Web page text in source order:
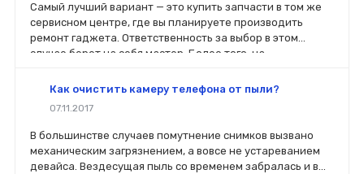
Самый лучший вариант — это купить запчасти в том же
сервисном центре, где вы планируете производить
ремонт гаджета. Ответственность за выбор в этом
случае берет на себя мастер. Более того, на
вы планируете делать ремонт самостоятельно, то выбор
перед покупкой нового модуля старый был в руках. Так
легче сориентироваться в разъемах, элементах
крепления, электрических параметрах и прочих
характеристиках.
Как очистить камеру телефона от пыли?
07.11.2017
В большинстве случаев помутнение снимков вызвано
механическим загрязнением, а вовсе не устареванием
девайса. Вездесущая пыль со временем забралась и в